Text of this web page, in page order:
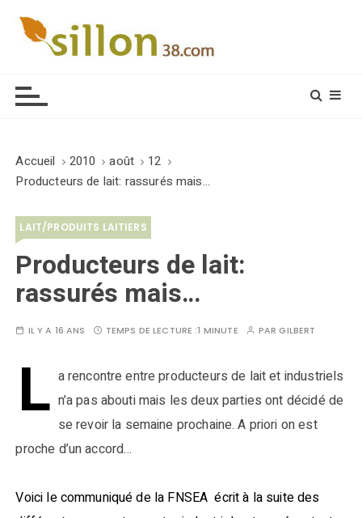
Accueil 2010 août
12
Producteurs de lait: rassurés mais…
LAIT/PRODUITS LAITIERS
Producteurs de lait:
rassurés mais…
IL Y A 16 ANS TEMPS DE LECTURE :1 MINUTE PARGILBERT
L a rencontre entre producteurs de lait et industriels
n’a pas abouti mais les deux parties ont décidé de
se revoir la semaine prochaine. A priori on est
proche d’un accord…
Voici le communiqué de la FNSEA écrit à la suite des